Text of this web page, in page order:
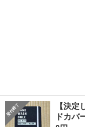
【決定
ドカバ